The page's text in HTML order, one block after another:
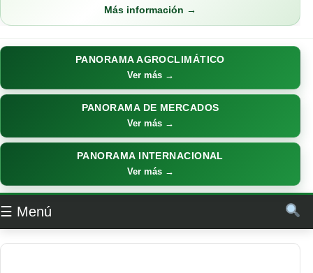
Más información →
PANORAMA AGROCLIMÁTICO
Ver más →
PANORAMA DE MERCADOS
Ver más →
PANORAMA INTERNACIONAL
Ver más →
☰ Menú